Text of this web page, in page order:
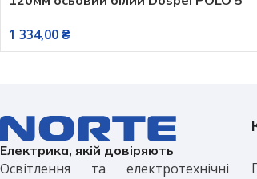
1 334,00₴
Електрика, якій довіряють
Освітлення та електротехнічні